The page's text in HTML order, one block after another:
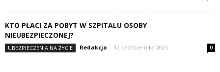
KTO PŁACI ZA POBYT W SZPITALU OSOBY
NIEUBEZPIECZONEJ?
UBEZPIECZENIA NA ŻYCIE Redakcja - 12 października 2025 0